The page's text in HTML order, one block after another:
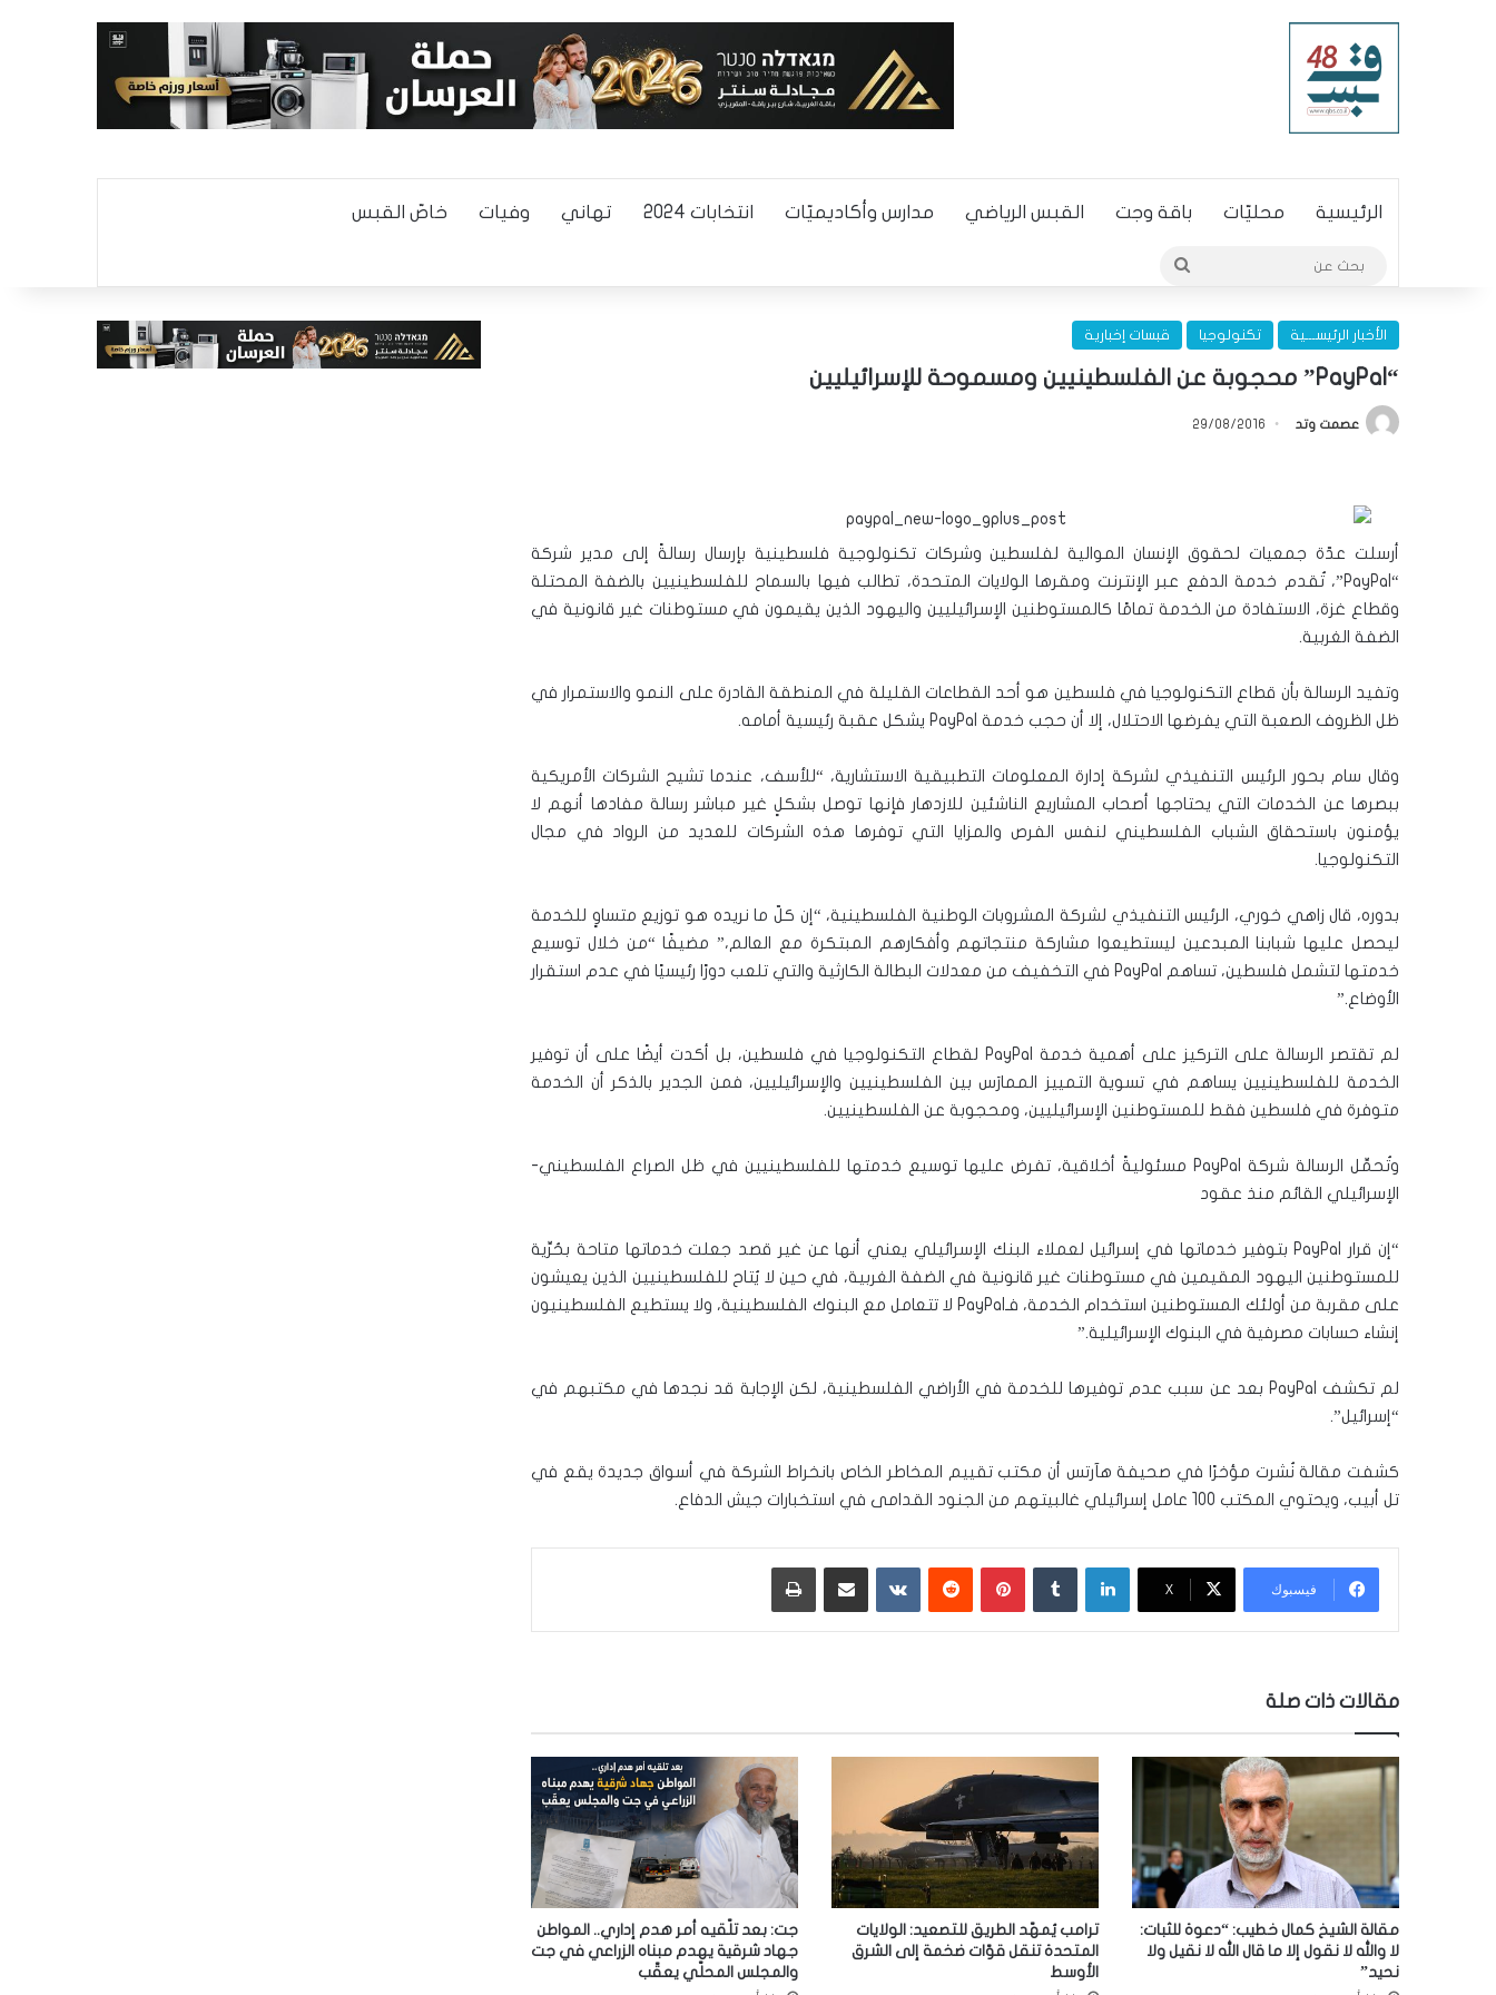
الرئيسية محليّات باقة وجت القبس الرياضي مدارس وأكاديميّات انتخابات 2024 تهاني وفيات خاصّ القبس
الأخبار الرئيســـية تكنولوجيا قبسات إخبارية
“PayPal” محجوبة عن الفلسطينيين ومسموحة للإسرائيليين
عصمت وتد 29/08/2016
أرسلت عدّة جمعيات لحقوق الإنسان الموالية لفلسطين وشركات تكنولوجية فلسطينية بإرسال رسالةً إلى مدير شركة
“PayPal”، تُقدم خدمة الدفع عبر الإنترنت ومقرها الولايات المتحدة، تطالب فيها بالسماح للفلسطينيين بالضفة المحتلة
وقطاع غزة، الاستفادة من الخدمة تمامًا كالمستوطنين الإسرائيليين واليهود الذين يقيمون في مستوطنات غير قانونية في
الضفة الغربية.
وتفيد الرسالة بأن قطاع التكنولوجيا في فلسطين هو أحد القطاعات القليلة في المنطقة القادرة على النمو والاستمرار في
ظل الظروف الصعبة التي يفرضها الاحتلال، إلا أن حجب خدمة PayPal يشكل عقبة رئيسية أمامه.
وقال سام بحور الرئيس التنفيذي لشركة إدارة المعلومات التطبيقية الاستشارية، “للأسف، عندما تشيح الشركات الأمريكية
ببصرها عن الخدمات التي يحتاجها أصحاب المشاريع الناشئين للازدهار فإنها توصل بشكلٍ غير مباشر رسالة مفادها أنهم لا
يؤمنون باستحقاق الشباب الفلسطيني لنفس الفرص والمزايا التي توفرها هذه الشركات للعديد من الرواد في مجال
التكنولوجيا.
بدوره، قال زاهي خوري، الرئيس التنفيذي لشركة المشروبات الوطنية الفلسطينية، “إن كلّ ما نريده هو توزيع متساوٍ للخدمة
ليحصل عليها شبابنا المبدعين ليستطيعوا مشاركة منتجاتهم وأفكارهم المبتكرة مع العالم،” مضيفًا “من خلال توسيع
خدمتها لتشمل فلسطين، تساهم PayPal في التخفيف من معدلات البطالة الكارثية والتي تلعب دورًا رئيسيًا في عدم استقرار
الأوضاع.”
لم تقتصر الرسالة على التركيز على أهمية خدمة PayPal لقطاع التكنولوجيا في فلسطين، بل أكدت أيضًا على أن توفير
الخدمة للفلسطينيين يساهم في تسوية التمييز الممارَس بين الفلسطينيين والإسرائيليين، فمن الجدير بالذكر أن الخدمة
متوفرة في فلسطين فقط للمستوطنين الإسرائيليين، ومحجوبة عن الفلسطينيين.
وتُحمِّل الرسالة شركة PayPal مسئوليةً أخلاقية، تفرض عليها توسيع خدمتها للفلسطينيين في ظل الصراع الفلسطيني-
الإسرائيلي القائم منذ عقود
“إن قرار PayPal بتوفير خدماتها في إسرائيل لعملاء البنك الإسرائيلي يعني أنها عن غير قصد جعلت خدماتها متاحة بحُرِّية
للمستوطنين اليهود المقيمين في مستوطنات غير قانونية في الضفة الغربية، في حين لا يُتاح للفلسطينيين الذين يعيشون
على مقربة من أولئك المستوطنين استخدام الخدمة، فـPayPal لا تتعامل مع البنوك الفلسطينية، ولا يستطيع الفلسطينيون
إنشاء حسابات مصرفية في البنوك الإسرائيلية.”
لم تكشف PayPal بعد عن سبب عدم توفيرها للخدمة في الأراضي الفلسطينية، لكن الإجابة قد نجدها في مكتبهم في
“إسرائيل”.
كشفت مقالة نُشرت مؤخرًا في صحيفة هآرتس أن مكتب تقييم المخاطر الخاص بانخراط الشركة في أسواق جديدة يقع في
تل أبيب، ويحتوي المكتب 100 عامل إسرائيلي غالبيتهم من الجنود القدامى في استخبارات جيش الدفاع.
فيسبوك ‫X
لينكدإن بينتيريست ‏VKontakte
مقالات ذات صلة
مقالة الشيخ كمال خطيب: “دعوة للثبات:
لا والله لا نقول إلا ما قال الله لا نقيل ولا
نحيد”
ترامب يُمهّد الطريق للتصعيد: الولايات
المتحدة تنقل قوّات ضخمة إلى الشرق
الأوسط
جت: بعد تلّقيه أمر هدم إداري.. المواطن
جهاد شرقية يهدم مبناه الزراعي في جت
والمجلس المحلّي يعقّب